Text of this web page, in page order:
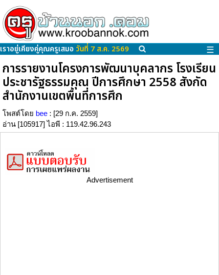
เราอยู่เคียงคู่คุณครูเสมอ วันที่ 7 ส.ค. 2569 ☰
การรายงานโครงการพัฒนาบุคลากร โรงเรียน
ประชารัฐธรรมคุณ ปีการศึกษา 2558 สังกัด
สำนักงานเขตพื้นที่การศึก
โพสต์โดย bee : [29 ก.ค. 2559]
อ่าน [105917] ไอพี : 119.42.96.243
Advertisement